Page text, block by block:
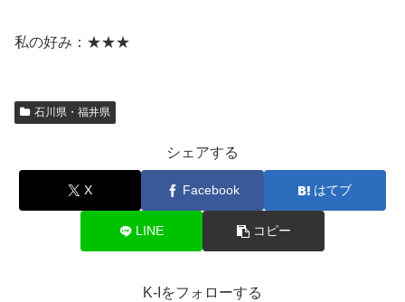
私の好み：★★★
石川県・福井県
シェアする
X Facebook はてブ
LINE コピー
K-Iをフォローする